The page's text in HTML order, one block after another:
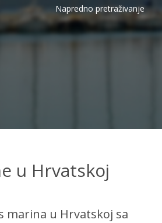
Napredno pretraživanje
u Hrvatskoj
marina u Hrvatskoj sa